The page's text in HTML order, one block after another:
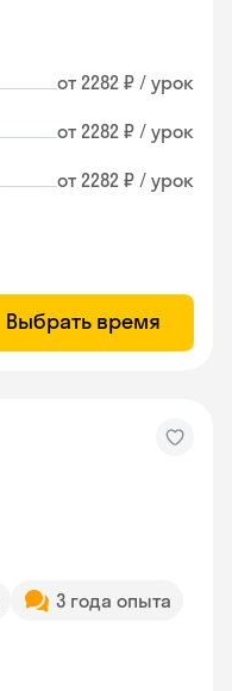
от 2282 ₽ / урок
от 2282 ₽ / урок
от 2282 ₽ / урок
Выбрать время
3 года опыта